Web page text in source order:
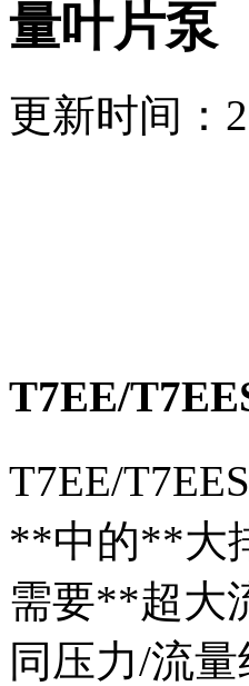
量叶片泵
更新时间：
T7EE/
T7EE/
**中的**大
需要**超大
同压力/流